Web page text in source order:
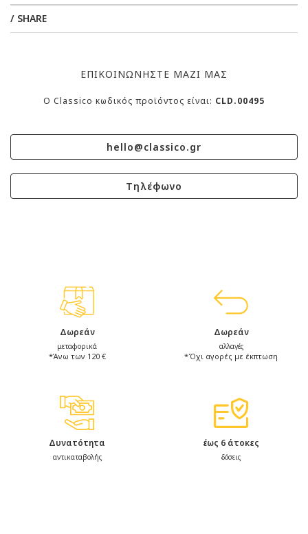
/ SHARE
ΕΠΙΚΟΙΝΩΝΗΣΤΕ ΜΑΖΙ ΜΑΣ
O Classico κωδικός προϊόντος είναι: CLD.00495
hello@classico.gr
Τηλέφωνο
Δωρεάν
μεταφορικά
*Άνω των 120 €
Δωρεάν
αλλαγές
*Όχι αγορές με έκπτωση
Δυνατότητα
αντικαταβολής
έως 6 άτοκες
δόσεις